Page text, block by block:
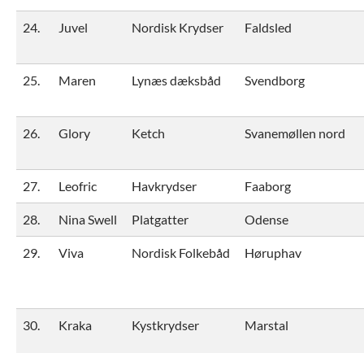
24. Juvel Nordisk Krydser Faldsled
25. Maren Lynæs dæksbåd Svendborg
26. Glory Ketch Svanemøllen nord
27. Leofric Havkrydser Faaborg
28. Nina Swell Platgatter Odense
29. Viva Nordisk Folkebåd Høruphav
30. Kraka Kystkrydser Marstal